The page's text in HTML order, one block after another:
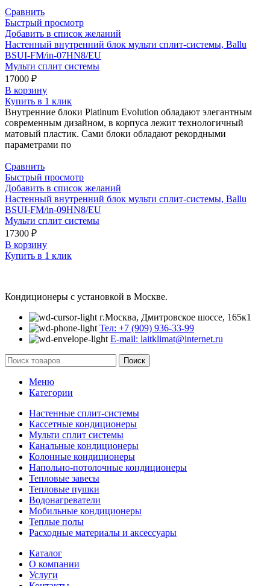
Сравнить
Быстрый просмотр
Добавить в список желаний
Настенный внутренний блок мульти сплит-системы, Ballu
BSUI-FM/in-07HN8/EU
Мульти сплит системы
17000 ₽
В корзину
Купить в 1 клик
Внутренние блоки Platinum Evolution обладают элегантным
современным дизайном, в корпуса лежит технологичный
матовый пластик. Сами блоки обладают рекордными
параметрами по
Сравнить
Быстрый просмотр
Добавить в список желаний
Настенный внутренний блок мульти сплит-системы, Ballu
BSUI-FM/in-09HN8/EU
Мульти сплит системы
17300 ₽
В корзину
Купить в 1 клик
Кондиционеры с установкой в Москве.
г.Москва, Дмитровское шоссе, 165к1
Тел: +7 (909) 936-33-99
E-mail: laitklimat@internet.ru
Поиск
Меню
Категории
Настенные сплит-системы
Кассетные кондиционеры
Мульти сплит системы
Канальные кондиционеры
Колонные кондиционеры
Напольно-потолочные кондиционеры
Тепловые завесы
Тепловые пушки
Водонагреватели
Мобильные кондиционеры
Теплые полы
Расходные материалы и аксессуары
Каталог
О компании
Услуги